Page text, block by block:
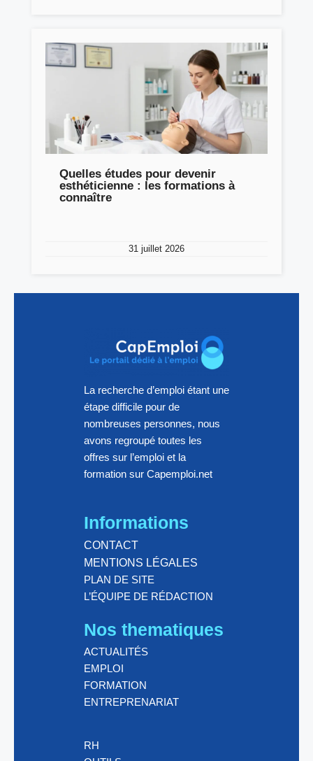
Quelles études pour devenir
esthéticienne : les formations à
connaître
31 juillet 2026
La recherche d’emploi étant une
étape difficile pour de
nombreuses personnes, nous
avons regroupé toutes les
offres sur l’emploi et la
formation sur Capemploi.net
Informations
CONTACT
MENTIONS LÉGALES
PLAN DE SITE
L’ÉQUIPE DE RÉDACTION
Nos thematiques
ACTUALITÉS
EMPLOI
FORMATION
ENTREPRENARIAT
RH